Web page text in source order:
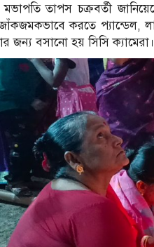
মভাপতি তাপস চক্রবর্তী
করতে প্যান্ডেল,
জন্য বসানো হয় সিসি ক্যামেরা।